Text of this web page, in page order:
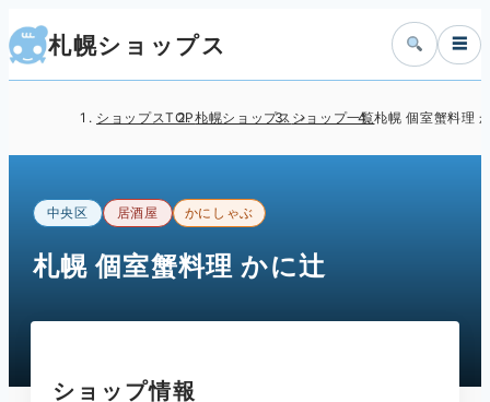
札幌ショップス ☰
ショップスTOP札幌ショップス ショップ一覧札幌 個室蟹料理
中央区 居酒屋 かにしゃぶ
札幌 個室蟹料理 かに辻
ショップ情報